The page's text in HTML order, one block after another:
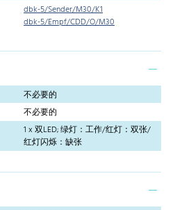
dbk-5/Sender/M30/K1
dbk-5/Empf/CDD/O/M30
不必要的
不必要的
1 x 双LED; 绿灯：工作/红灯：双张/
红灯闪烁：缺张